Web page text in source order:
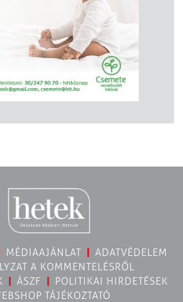
MÉDIAAJÁNLAT
ADATVÉDELEM
A KOMMENTELÉSRŐL
ÁSZF
POLITIKAI HIRDETÉSEK
TÁJÉKOZTATÓ